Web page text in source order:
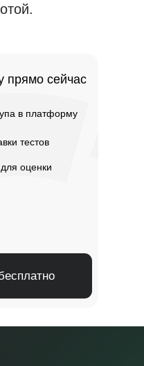
прямо сейчас
в платформу
оценки
тестов